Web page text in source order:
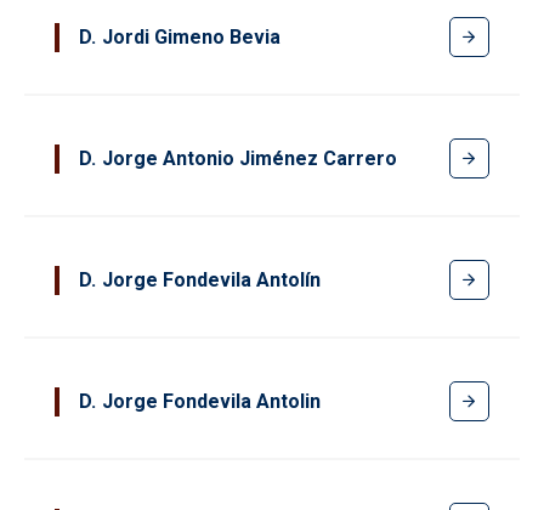
D Jordi Gimeno Bevia
D Jorge Antonio Jiménez Carrero
D Jorge Fondevila Antolín
D Jorge Fondevila Antolin